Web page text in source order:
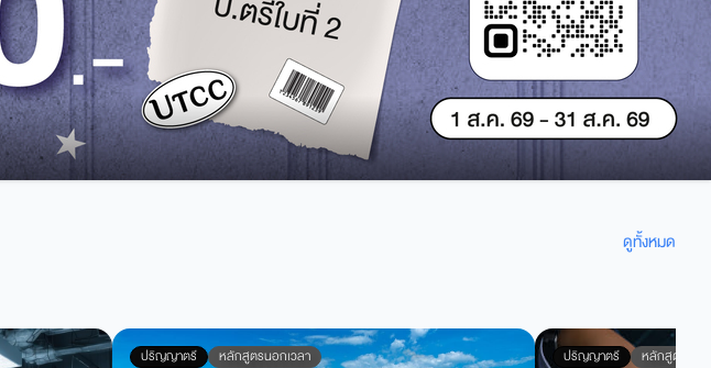
ดูทั้งหมด
ปริญญาตรี หลักสูตรนอกเวลา ปริญญาตรี หลักสูตรนอก